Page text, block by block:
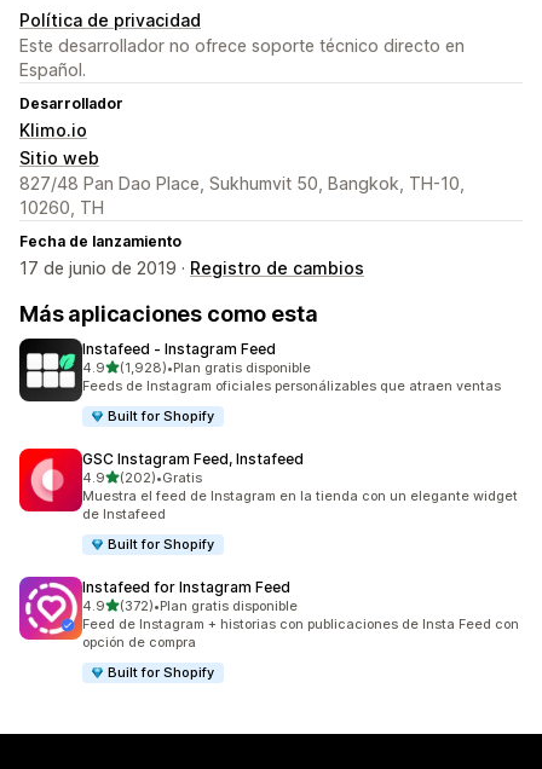
Política de privacidad
Este desarrollador no ofrece soporte técnico directo en
Español.
Desarrollador
Klimo.io
Sitio web
827/48 Pan Dao Place, Sukhumvit 50, Bangkok, TH-10,
10260, TH
Fecha de lanzamiento
17 de junio de 2019 · Registro de cambios
Más aplicaciones como esta
Instafeed ‑ Instagram Feed
4.9de 5 estrellas
(1,928)
1928 reseñas en total
•Plan gratis disponible
Feeds de Instagram oficiales personálizables que atraen ventas
Built for Shopify
GSC Instagram Feed, Instafeed
4.9de 5 estrellas
(202)
202 reseñas en total
•Gratis
Muestra el feed de Instagram en la tienda con un elegante widget
de Instafeed
Built for Shopify
Instafeed for Instagram Feed
4.9de 5 estrellas
(372)
372 reseñas en total
•Plan gratis disponible
Feed de Instagram + historias con publicaciones de Insta Feed con
opción de compra
Built for Shopify